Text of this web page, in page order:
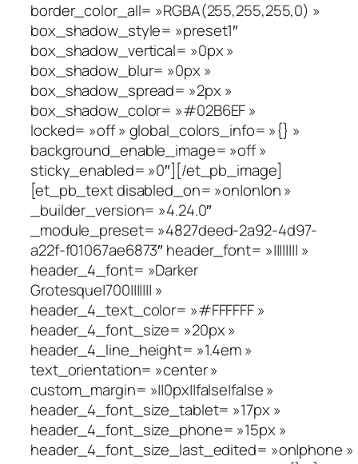
border_color_all= »RGBA(255,255,255,0) »
box_shadow_style= »preset1″
box_shadow_vertical= »0px »
box_shadow_blur= »0px »
box_shadow_spread= »2px »
box_shadow_color= »#02B6EF »
locked= »off » global_colors_info= »{} »
background_enable_image= »off »
sticky_enabled= »0″][/et_pb_image]
[et_pb_text disabled_on= »on|on|on »
_builder_version= »4.24.0″
_module_preset= »4827deed-2a92-4d97-
a22f-f01067ae6873″ header_font= »|||||||| »
header_4_font= »Darker
Grotesque|700||||||| »
header_4_text_color= »#FFFFFF »
header_4_font_size= »20px »
header_4_line_height= »1.4em »
text_orientation= »center »
custom_margin= »||0px||false|false »
header_4_font_size_tablet= »17px »
header_4_font_size_phone= »15px »
header_4_font_size_last_edited= »on|phone »